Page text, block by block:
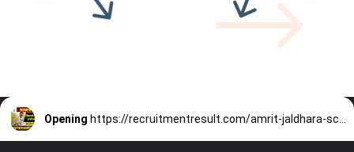
Opening https://recruitmentresult.com/amrit-jaldhara-scheme-2023/